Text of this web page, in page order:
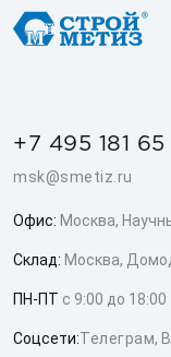
+7 495 181 65
msk@smetiz.ru
Офис: Москва,
Склад: Москва,
ПН-ПТ с 9:00 до 18:00
Соцсети:Телеграм,